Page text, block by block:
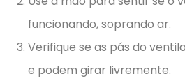
funcionando, soprando ar.
Verifique se as pás do
e podem girar livremente.